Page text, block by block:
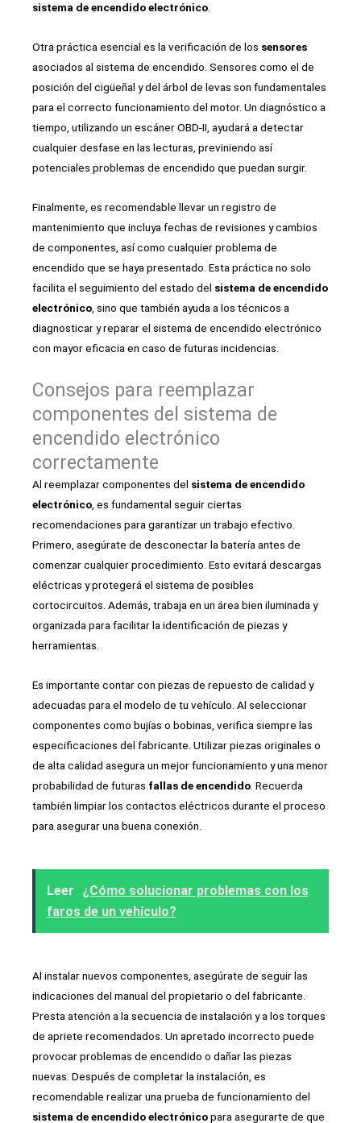
sistema de encendido electrónico
Otra práctica esencial es la verificación de los sensores
asociados al sistema de encendido. Sensores como el de
posición del cigüeñal y del árbol de levas son fundamentales
para el correcto funcionamiento del motor. Un diagnóstico a
tiempo, utilizando un escáner OBD-II, ayudará a detectar
cualquier desfase en las lecturas, previniendo así
potenciales problemas de encendido que puedan surgir.
Finalmente, es recomendable llevar un registro de
mantenimiento que incluya fechas de revisiones y cambios
de componentes, así como cualquier problema de
encendido que se haya presentado. Esta práctica no solo
facilita el seguimiento del estado del sistema de encendido
electrónico , sino que también ayuda a los técnicos a
diagnosticar y reparar el sistema de encendido electrónico
con mayor eficacia en caso de futuras incidencias.
Consejos para reemplazar
componentes del sistema de
encendido electrónico
correctamente
Al reemplazar componentes del sistema de encendido
electrónico , es fundamental seguir ciertas
recomendaciones para garantizar un trabajo efectivo.
Primero, asegúrate de desconectar la batería antes de
comenzar cualquier procedimiento. Esto evitará descargas
eléctricas y protegerá el sistema de posibles
cortocircuitos. Además, trabaja en un área bien iluminada y
organizada para facilitar la identificación de piezas y
herramientas.
Es importante contar con piezas de repuesto de calidad y
adecuadas para el modelo de tu vehículo. Al seleccionar
componentes como bujías o bobinas, verifica siempre las
especificaciones del fabricante. Utilizar piezas originales o
de alta calidad asegura un mejor funcionamiento y una menor
probabilidad de futuras fallas de encendido . Recuerda
también limpiar los contactos eléctricos durante el proceso
para asegurar una buena conexión.
Leer
¿Cómo solucionar problemas con los
faros de un vehículo?
Al instalar nuevos componentes, asegúrate de seguir las
indicaciones del manual del propietario o del fabricante.
Presta atención a la secuencia de instalación y a los torques
de apriete recomendados. Un apretado incorrecto puede
provocar problemas de encendido o dañar las piezas
nuevas. Después de completar la instalación, es
recomendable realizar una prueba de funcionamiento del
sistema de encendido electrónicopara asegurarte de que